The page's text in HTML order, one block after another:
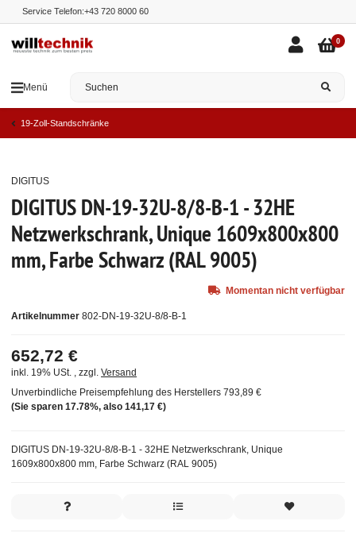
Service Telefon:+43 720 8000 60
Menü
0
19-Zoll-Standschränke
DIGITUS DN-19-32U-8/8-B-1 - 32HE
Netzwerkschrank, Unique 1609x800x800
mm, Farbe Schwarz (RAL 9005)
Artikelnummer 802-DN-19-32U-8/8-B-1
DIGITUS
DIGITUS DN-19-32U-8/8-B-1 - 32HE Netzwerkschrank, Unique
1609x800x800 mm, Farbe Schwarz (RAL 9005)
652,72 €
inkl. 19% USt. , zzgl. Versand
Unverbindliche Preisempfehlung des Herstellers 793,89 €
(Sie sparen 17.78%, also 141,17 €)
Momentan nicht verfügbar